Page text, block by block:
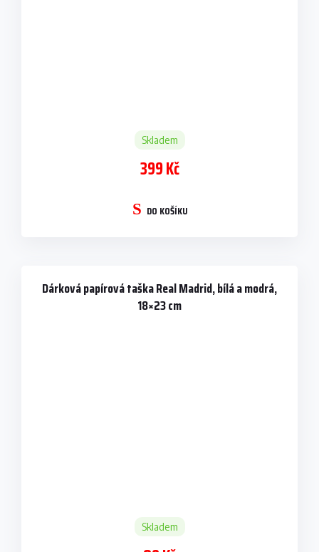
Skladem
399 Kč
DO KOŠÍKU
Dárková papírová taška Real Madrid, bílá a modrá,
18×23 cm
Skladem